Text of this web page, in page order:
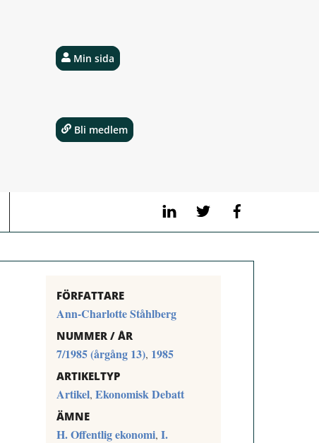
LinkedIn Twitter
Min sida
Bli medlem
FÖRFATTARE
Ann-Charlotte Ståhlberg
NUMMER / ÅR
7/1985 (årgång 13), 1985
ARTIKELTYP
Artikel, Ekonomisk Debatt
ÄMNE
H. Offentlig ekonomi, I.